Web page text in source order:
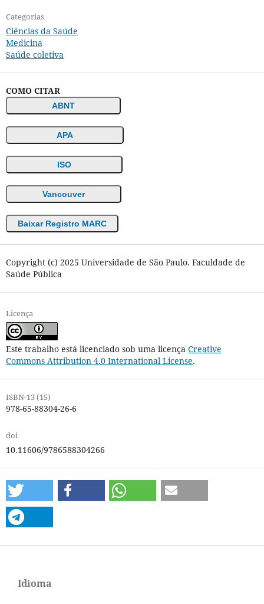
Categorias
Ciências da Saúde
Medicina
Saúde coletiva
COMO CITAR
ABNT
APA
ISO
Vancouver
Baixar Registro MARC
Copyright (c) 2025 Universidade de São Paulo. Faculdade de
Saúde Pública
Licença
Este trabalho está licenciado sob uma licença Creative
Commons Attribution 4.0 International License.
ISBN-13 (15)
978-65-88304-26-6
doi
10.11606/9786588304266
Idioma